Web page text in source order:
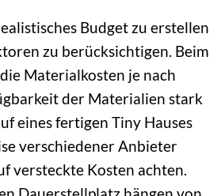
Budget zu erstellen
zu berücksichtigen. Beim
Materialkosten je nach
der Materialien stark
eines fertigen Tiny Hauses
verschiedener Anbieter
versteckte Kosten achten.